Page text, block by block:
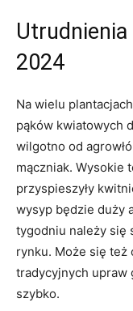
2024
Na wielu
pąków kwiatowych
wilgotno od
mączniak. Wysokie
przyspieszyły
wysyp będzie duży
tygodniu należy się
rynku. Może się też
tradycyjnych upraw
szybko.